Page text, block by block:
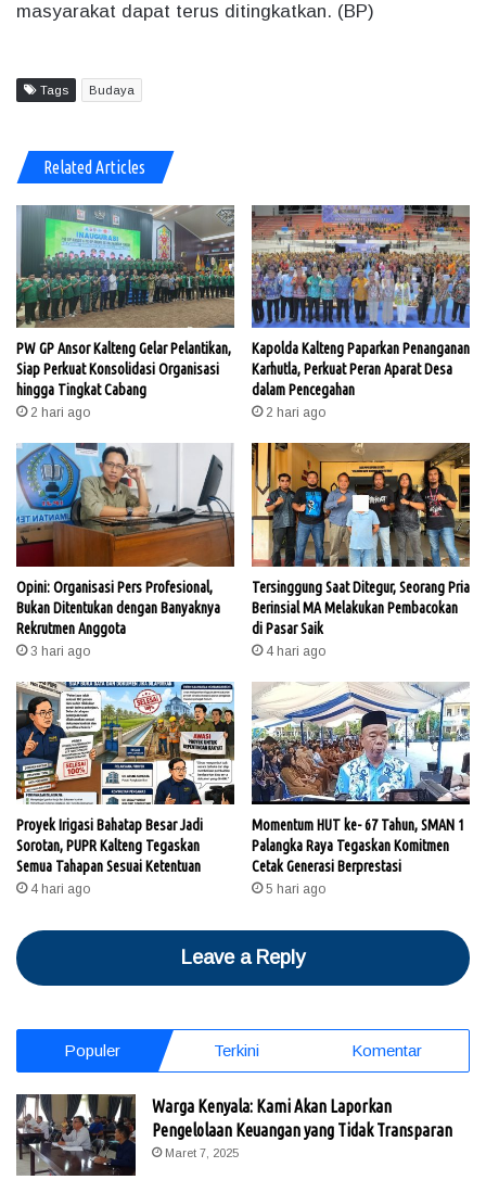
masyarakat dapat terus ditingkatkan. (BP)
Tags Budaya
Related Articles
PW GP Ansor Kalteng Gelar Pelantikan,
Siap Perkuat Konsolidasi Organisasi
hingga Tingkat Cabang
2 hari ago
Kapolda Kalteng Paparkan Penanganan
Karhutla, Perkuat Peran Aparat Desa
dalam Pencegahan
2 hari ago
Opini: Organisasi Pers Profesional,
Bukan Ditentukan dengan Banyaknya
Rekrutmen Anggota
3 hari ago
Tersinggung Saat Ditegur, Seorang Pria
Berinsial MA Melakukan Pembacokan
di Pasar Saik
4 hari ago
Proyek Irigasi Bahatap Besar Jadi
Sorotan, PUPR Kalteng Tegaskan
Semua Tahapan Sesuai Ketentuan
4 hari ago
Momentum HUT ke- 67 Tahun, SMAN 1
Palangka Raya Tegaskan Komitmen
Cetak Generasi Berprestasi
5 hari ago
Leave a Reply
Populer Terkini Komentar
Warga Kenyala: Kami Akan Laporkan
Pengelolaan Keuangan yang Tidak Transparan
Maret 7, 2025